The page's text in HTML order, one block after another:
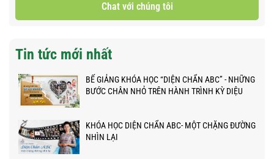
Chat với chúng tôi
Tin tức mới nhất
BẾ GIẢNG KHÓA HỌC “DIỆN CHẨN ABC” - NHỮNG
BƯỚC CHÂN NHỎ TRÊN HÀNH TRÌNH KỲ DIỆU
KHÓA HỌC DIỆN CHẨN ABC- MỘT CHẶNG ĐƯỜNG
NHÌN LẠI